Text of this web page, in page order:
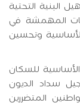
البنية التحتية
المهمشة في
وتحسين
للسكان
سداد الديون
المتضررين